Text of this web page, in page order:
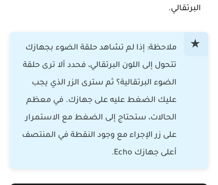
البرتقالي.
ملاحظة: إذا لم تشاهد حلقة الضوء بجهازك
تتحول إلى اللون البرتقالي، فحدد ألا ترى حلقة
الضوء البرتقالية؟ ثم سترى الزر الذي يجب
عليك الضغط عليه على جهازك. في معظم
الحالات، ستحتاج إلى الضغط مع الاستمرار
على زر الإجراء مع وجود النقطة في المنتصف
أعلى جهازك Echo.